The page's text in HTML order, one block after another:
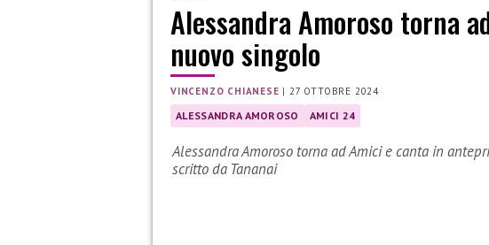
Alessandra Amoroso torna
nuovo singolo
VINCENZO CHIANESE |27 OTTOBRE 2024
ALESSANDRA AMOROSO AMICI 24
Alessandra Amoroso torna ad Amici e canta in
scritto da Tananai